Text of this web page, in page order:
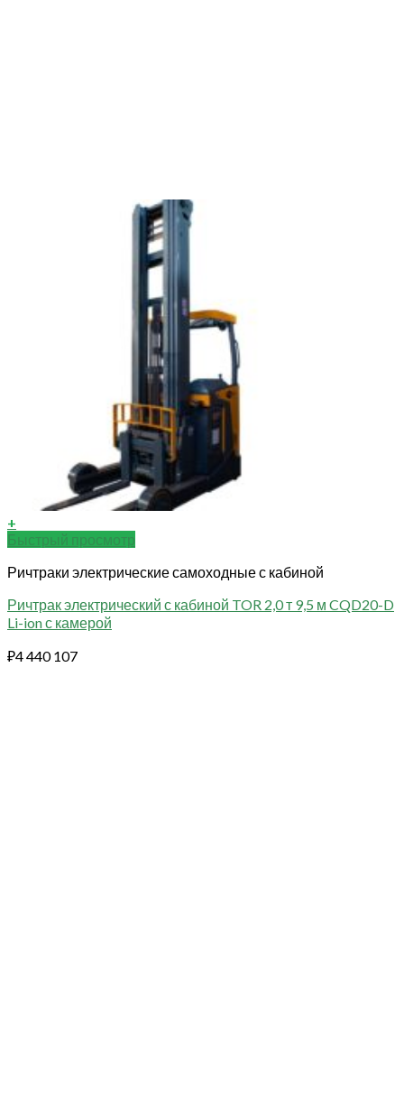
+
Быстрый просмотр
Ричтраки электрические самоходные с кабиной
Ричтрак электрический с кабиной TOR 2,0 т 9,5 м CQD20-D
Li-ion с камерой
₽4 440 107